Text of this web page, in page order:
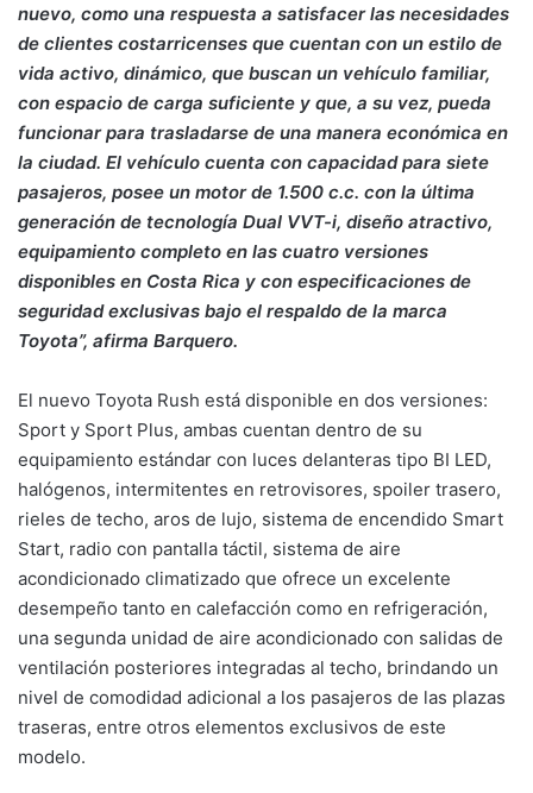
nuevo, como una respuesta a satisfacer las necesidades
de clientes costarricenses que cuentan con un estilo de
vida activo, dinámico, que buscan un vehículo familiar,
con espacio de carga suficiente y que, a su vez, pueda
funcionar para trasladarse de una manera económica en
la ciudad. El vehículo cuenta con capacidad para siete
pasajeros, posee un motor de 1.500 c.c. con la última
generación de tecnología Dual VVT-i, diseño atractivo,
equipamiento completo en las cuatro versiones
disponibles en Costa Rica y con especificaciones de
seguridad exclusivas bajo el respaldo de la marca
Toyota”, afirma Barquero.
El nuevo Toyota Rush está disponible en dos versiones:
Sport y Sport Plus, ambas cuentan dentro de su
equipamiento estándar con luces delanteras tipo BI LED,
halógenos, intermitentes en retrovisores, spoiler trasero,
rieles de techo, aros de lujo, sistema de encendido Smart
Start, radio con pantalla táctil, sistema de aire
acondicionado climatizado que ofrece un excelente
desempeño tanto en calefacción como en refrigeración,
una segunda unidad de aire acondicionado con salidas de
ventilación posteriores integradas al techo, brindando un
nivel de comodidad adicional a los pasajeros de las plazas
traseras, entre otros elementos exclusivos de este
modelo.